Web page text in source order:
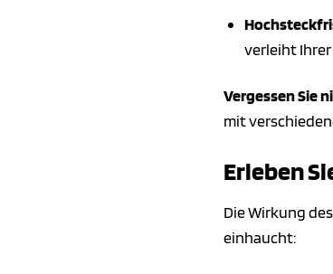
verleiht
Vergessen Sie
mit
Erleben
Die Wirkung
einhaucht: